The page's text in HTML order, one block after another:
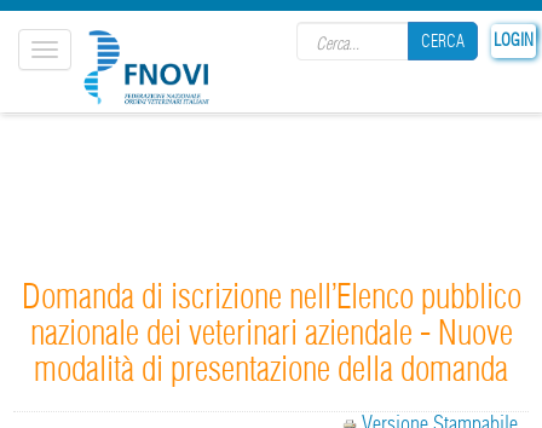
LOGIN
CERCA
Toggle
navigation
Domanda di iscrizione nell’Elenco pubblico
nazionale dei veterinari aziendale - Nuove
modalità di presentazione della domanda